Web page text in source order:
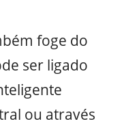
foge do
ser ligado
ou através